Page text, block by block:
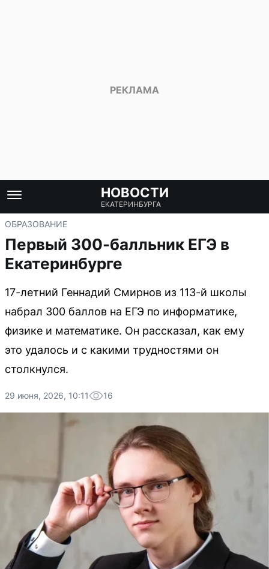
НОВОСТИ
ЕКАТЕРИНБУРГА
ОБРАЗОВАНИЕ
Первый 300-балльник ЕГЭ в
Екатеринбурге
17-летний Геннадий Смирнов из 113-й школы
набрал 300 баллов на ЕГЭ по информатике,
физике и математике. Он рассказал, как ему
это удалось и с какими трудностями он
столкнулся.
29 июня, 2026, 10:11 16